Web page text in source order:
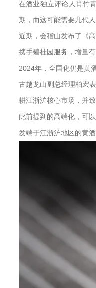
在酒业独立评论人肖竹
期，而这可能需要几代
近期，会稽山发布了《
携手碧桂园服务，增量
2024年，全国化仍是黄
古越龙山副总经理柏宏
耕江浙沪核心市场，并
此前提到的高端化，可
发端于江浙沪地区的黄